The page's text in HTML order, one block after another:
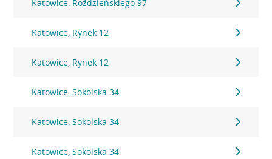
Katowice, Roździeńskiego 97
Katowice, Rynek 12
Katowice, Rynek 12
Katowice, Sokolska 34
Katowice, Sokolska 34
Katowice, Sokolska 34